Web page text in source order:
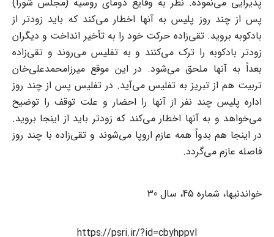
پس از چند روز پلیس به آنها اخطار می‌کند که باید ‌زودتر از
بادکوبه بروید. تقی‌زاده حرکت خود را به تأخیر انداخت و دیگران
زودتر بادکوبه را ترک می‌کنند ‌و به تفلیس می‌روند و تقی‌زاده
بعداً به آنها ملحق می‌شود. در این موقع میرزامحمدعلی‌خان
تربیت هم از ‌تبریز به تفلیس می‌آید.‌ در تفلیس پس از چند روز
اداره پلیس چند نفر از آنها را احضار و علت توقف را توضیح
می‌خواهد و به ‌آنها اخطار می‌کند که زودتر باید از اینجا بروید.
در اینجا هم بدواً همه عازم اروپا می‌شوند و تقی‌زاده با ‌چند روز
فاصله عازم می‌گردد.‌
خواندنیها، شماره 45، سال 30‏
https://psri.ir/?id=cbyhppvl